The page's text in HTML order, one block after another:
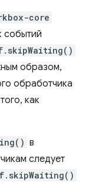
core
событий
образом,
обработчика
как
в
следует